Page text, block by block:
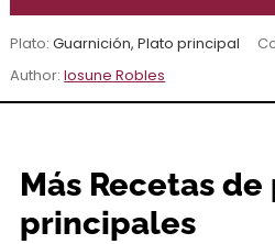
Plato:Guarnición, Plato principal
Author:Iosune Robles
Más Recetas
principales